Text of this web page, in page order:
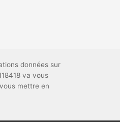
données sur
va vous
mettre en